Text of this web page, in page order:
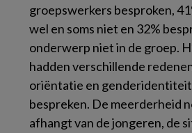
groepswerkers besproken,
wel en soms niet en 32%
onderwerp niet in de groep.
hadden verschillende
oriëntatie en
bespreken. De meerderheid
afhangt van de jongeren, de